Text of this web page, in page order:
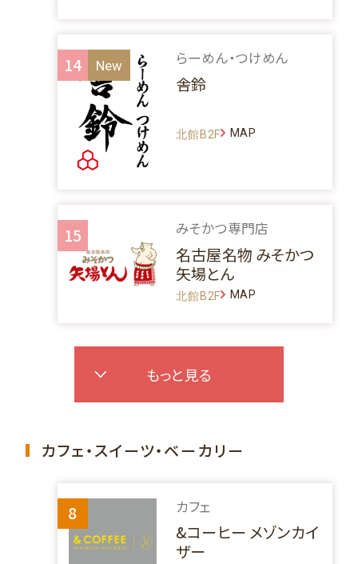
14 らーめん・つけめん
舎鈴
北館B2F MAP
15 みそかつ専門店
名古屋名物 みそかつ
矢場とん
北館B2F MAP
もっと見る
カフェ・スイーツ・ベーカリー
8 カフェ
&コーヒー メゾンカイ
ザー